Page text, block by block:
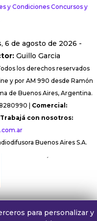
y Condiciones Concursos y
6 de agosto de 2026 -
Guillo Garcia
los derechos reservados
y por AM 990 desde Ramón
de Buenos Aires, Argentina.
| Comercial:
Trabajá con nosotros:
Buenos Aires S.A.
´
para personalizar y